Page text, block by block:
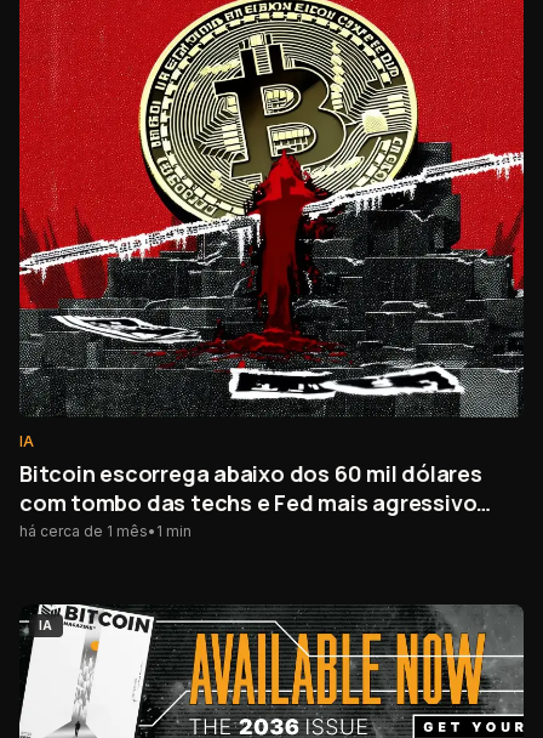
IA
Bitcoin escorrega abaixo dos 60 mil dólares
com tombo das techs e Fed mais agressivo
atingindo o mercado cripto
há cerca de 1 mês• 1 min
IA